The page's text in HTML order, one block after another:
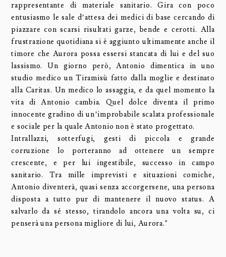
rappresentante di materiale sanitario. Gira con poco
entusiasmo le sale d’attesa dei medici di base cercando di
piazzare con scarsi risultati garze, bende e cerotti. Alla
frustrazione quotidiana si è aggiunto ultimamente anche il
timore che Aurora possa essersi stancata di lui e del suo
lassismo. Un giorno però, Antonio dimentica in uno
studio medico un Tiramisù fatto dalla moglie e destinato
alla Caritas. Un medico lo assaggia, e da quel momento la
vita di Antonio cambia. Quel dolce diventa il primo
innocente gradino di un’improbabile scalata professionale
e sociale per la quale Antonio non è stato progettato.
Intrallazzi, sotterfugi, gesti di piccola e grande
corruzione lo porteranno ad ottenere un sempre
crescente, e per lui ingestibile, successo in campo
sanitario. Tra mille imprevisti e situazioni comiche,
Antonio diventerà, quasi senza accorgersene, una persona
disposta a tutto pur di mantenere il nuovo status. A
salvarlo da sé stesso, tirandolo ancora una volta su, ci
penserà una persona migliore di lui, Aurora."